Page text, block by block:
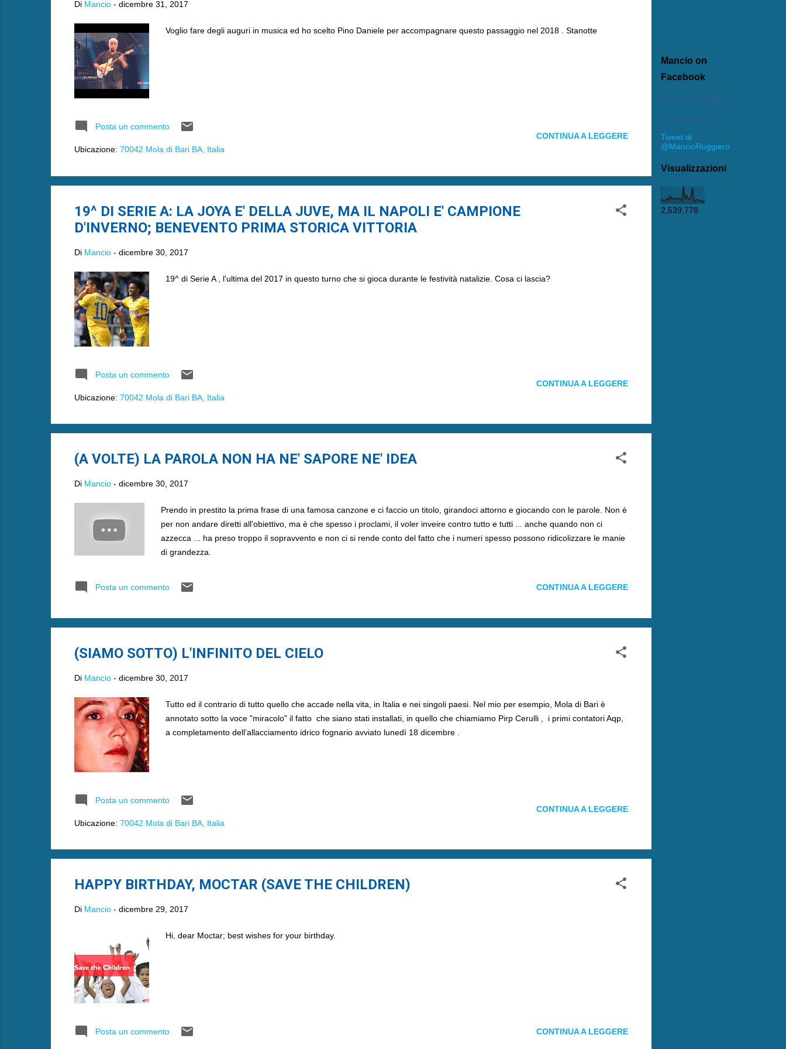
Mancio on
Facebook
Mancio Mario Ruggiero
Crea il tuo badge
Tweet di
@MancioRuggiero
Visualizzazioni
2,539,778
Di Mancio - dicembre 31, 2017
Voglio fare degli auguri in musica ed ho scelto Pino Daniele per accompagnare questo passaggio nel 2018 . Stanotte
Posta un commento
Ubicazione: 70042 Mola di Bari BA, Italia
CONTINUA A LEGGERE
19^ DI SERIE A: LA JOYA E' DELLA JUVE, MA IL NAPOLI E' CAMPIONE
D'INVERNO; BENEVENTO PRIMA STORICA VITTORIA
Di Mancio - dicembre 30, 2017
19^ di Serie A , l'ultima del 2017 in questo turno che si gioca durante le festività natalizie. Cosa ci lascia?
Posta un commento
Ubicazione: 70042 Mola di Bari BA, Italia
CONTINUA A LEGGERE
(A VOLTE) LA PAROLA NON HA NE' SAPORE NE' IDEA
Di Mancio - dicembre 30, 2017
Prendo in prestito la prima frase di una famosa canzone e ci faccio un titolo, girandoci attorno e giocando con le parole. Non è
per non andare diretti all'obiettivo, ma è che spesso i proclami, il voler inveire contro tutto e tutti ... anche quando non ci
azzecca ... ha preso troppo il sopravvento e non ci si rende conto del fatto che i numeri spesso possono ridicolizzare le manie
di grandezza.
Posta un commento CONTINUA A LEGGERE
(SIAMO SOTTO) L'INFINITO DEL CIELO
Di Mancio - dicembre 30, 2017
Tutto ed il contrario di tutto quello che accade nella vita, in Italia e nei singoli paesi. Nel mio per esempio, Mola di Bari è
annotato sotto la voce "miracolo" il fatto che siano stati installati, in quello che chiamiamo Pirp Cerulli , i primi contatori Aqp,
a completamento dell’allacciamento idrico fognario avviato lunedì 18 dicembre .
Posta un commento
Ubicazione: 70042 Mola di Bari BA, Italia
CONTINUA A LEGGERE
HAPPY BIRTHDAY, MOCTAR (SAVE THE CHILDREN)
Di Mancio - dicembre 29, 2017
Hi, dear Moctar; best wishes for your birthday.
Posta un commento CONTINUA A LEGGERE